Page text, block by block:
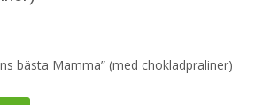
bästa Mamma” (med chokladpraliner)